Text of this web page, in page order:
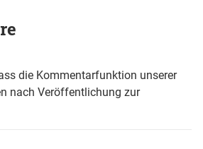
die Kommentarfunktion unserer
nach Veröffentlichung zur